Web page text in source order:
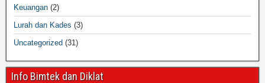
Keuangan (2)
Lurah dan Kades (3)
Uncategorized (31)
Info Bimtek dan Diklat